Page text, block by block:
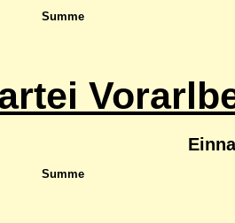
Summe
Summe